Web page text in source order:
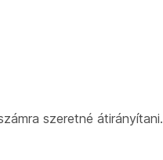
szeretné átirányítani.